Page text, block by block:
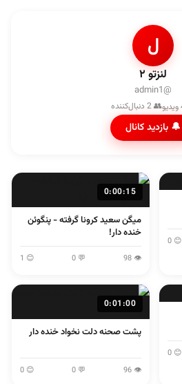
ل
لنزتو ۲
@admin1
👥 2 دنبال‌کننده
🔔 بازدید کانال
😊 0
0:00:15
میگن سعید کرونا گرفته - پنگوئن
خنده دار!
👁 98
💬 0
😊 1
😊 0
0:01:00
پشت صحنه دلت نخواد خنده دار
👁 96
💬 0
😊 0